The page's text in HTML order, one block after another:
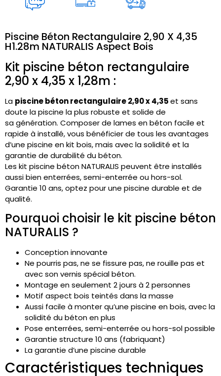
Piscine Béton Rectangulaire 2,90 X 4,35
H1.28m NATURALIS Aspect Bois
Kit piscine béton rectangulaire
2,90 x 4,35 x 1,28m :
La piscine béton rectangulaire 2,90 x 4,35et sans
doute la piscine la plus robuste et solide de
sa génération. Composer de lames en béton facile et
rapide à installé, vous bénéficier de tous les avantages
d’une piscine en kit bois, mais avec la solidité et la
garantie de durabilité du béton.
Les kit piscine bétonNATURALIS peuvent être installés
aussi bien enterrées, semi-enterrée ou hors-sol.
Garantie 10 ans, optez pour une piscine durable et de
qualité.
Pourquoi choisir le kit piscine béton
NATURALIS ?
Conception innovante
Ne pourris pas, ne se fissure pas, ne rouille pas et
avec son vernis spécial béton.
Montage en seulement 2 jours à 2 personnes
Motif aspect bois teintés dans la masse
Aussi facile à monter qu’une piscine en bois, avec la
solidité du béton en plus
Pose enterrées, semi-enterrée ou hors-sol possible
Garantie structure 10 ans (fabriquant)
La garantie d’une piscine durable
Caractéristiques techniques